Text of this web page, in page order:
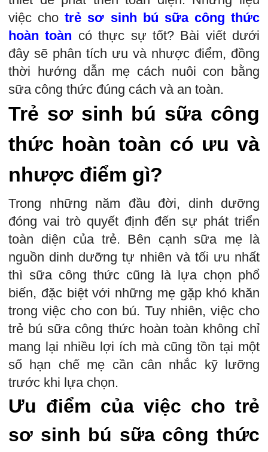
việc chotrẻ sơ sinh bú sữa công thức
hoàn toàn có thực sự tốt? Bài viết dưới
đây sẽ phân tích ưu và nhược điểm, đồng
thời hướng dẫn mẹ cách nuôi con bằng
sữa công thức đúng cách và an toàn.
Trẻ sơ sinh bú sữa công
thức hoàn toàn có ưu và
nhược điểm gì?
Trong những năm đầu đời, dinh dưỡng
đóng vai trò quyết định đến sự phát triển
toàn diện của trẻ. Bên cạnh sữa mẹ là
nguồn dinh dưỡng tự nhiên và tối ưu nhất
thì sữa công thức cũng là lựa chọn phổ
biến, đặc biệt với những mẹ gặp khó khăn
trong việc cho con bú. Tuy nhiên, việc cho
trẻ bú sữa công thức hoàn toàn không chỉ
mang lại nhiều lợi ích mà cũng tồn tại một
số hạn chế mẹ cần cân nhắc kỹ lưỡng
trước khi lựa chọn.
Ưu điểm của việc cho trẻ
sơ sinh bú sữa công thức